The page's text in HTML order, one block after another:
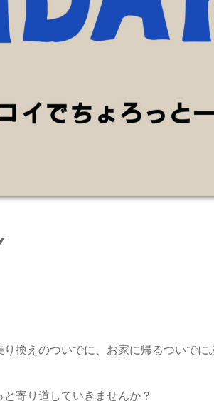
換えのついでに、お家に帰るついでに
寄り道していきませんか？